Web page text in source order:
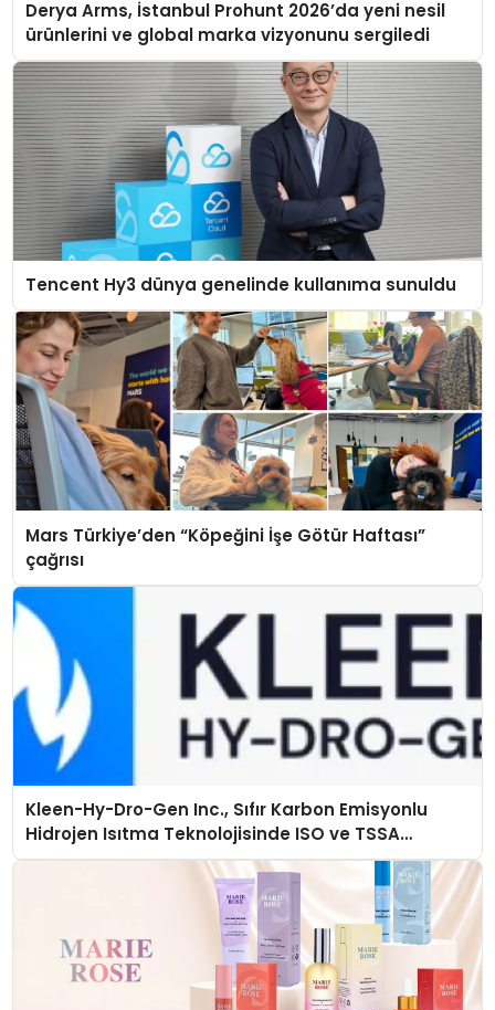
Derya Arms, İstanbul Prohunt 2026’da yeni nesil
ürünlerini ve global marka vizyonunu sergiledi
Tencent Hy3 dünya genelinde kullanıma sunuldu
Mars Türkiye’den “Köpeğini İşe Götür Haftası”
çağrısı
Kleen-Hy-Dro-Gen Inc., Sıfır Karbon Emisyonlu
Hidrojen Isıtma Teknolojisinde ISO ve TSSA
Düzenleyici Onaylarını Aldı